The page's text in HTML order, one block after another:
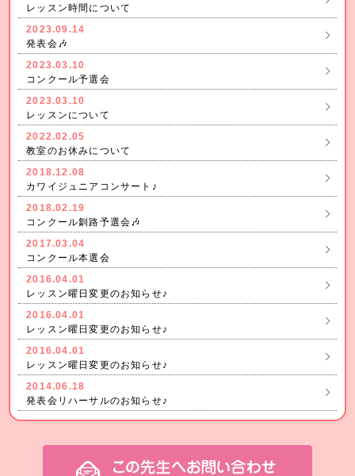
レッスン時間について
2023.09.14
発表会🎶
2023.03.10
コンクール予選会
2023.03.10
レッスンについて
2022.02.05
教室のお休みについて
2018.12.08
カワイジュニアコンサート♪
2018.02.19
コンクール釧路予選会🎶
2017.03.04
コンクール本選会
2016.04.01
レッスン曜日変更のお知らせ♪
2016.04.01
レッスン曜日変更のお知らせ♪
2016.04.01
レッスン曜日変更のお知らせ♪
2014.06.18
発表会リハーサルのお知らせ♪